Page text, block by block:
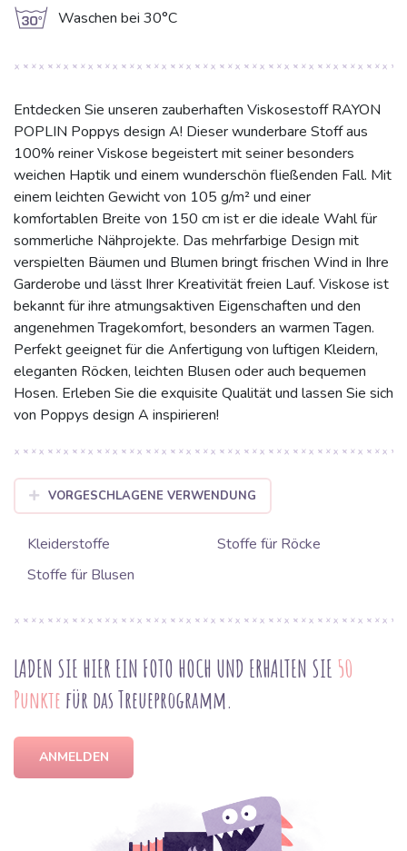
g Waschen bei 30°C
Entdecken Sie unseren zauberhaften Viskosestoff RAYON
POPLIN Poppys design A! Dieser wunderbare Stoff aus
100% reiner Viskose begeistert mit seiner besonders
weichen Haptik und einem wunderschön fließenden Fall. Mit
einem leichten Gewicht von 105 g/m² und einer
komfortablen Breite von 150 cm ist er die ideale Wahl für
sommerliche Nähprojekte. Das mehrfarbige Design mit
verspielten Bäumen und Blumen bringt frischen Wind in Ihre
Garderobe und lässt Ihrer Kreativität freien Lauf. Viskose ist
bekannt für ihre atmungsaktiven Eigenschaften und den
angenehmen Tragekomfort, besonders an warmen Tagen.
Perfekt geeignet für die Anfertigung von luftigen Kleidern,
eleganten Röcken, leichten Blusen oder auch bequemen
Hosen. Erleben Sie die exquisite Qualität und lassen Sie sich
von Poppys design A inspirieren!
VORGESCHLAGENE VERWENDUNG
Kleiderstoffe
Stoffe für Röcke
Stoffe für Blusen
LADEN SIE HIER EIN FOTO HOCH UND ERHALTEN SIE 50
Punkte für das Treueprogramm.
ANMELDEN